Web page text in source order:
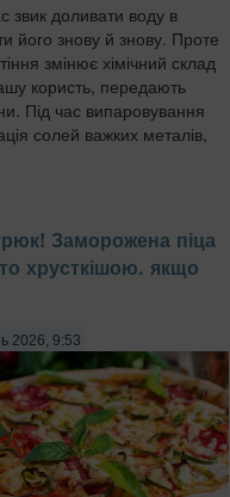
звик доливати воду в
його знову й знову. Проте
змінює хімічний склад
користь, передають
Під час випаровування
солей важких металів,
Заморожена піца
хрусткішою. якщо
2026, 9:53